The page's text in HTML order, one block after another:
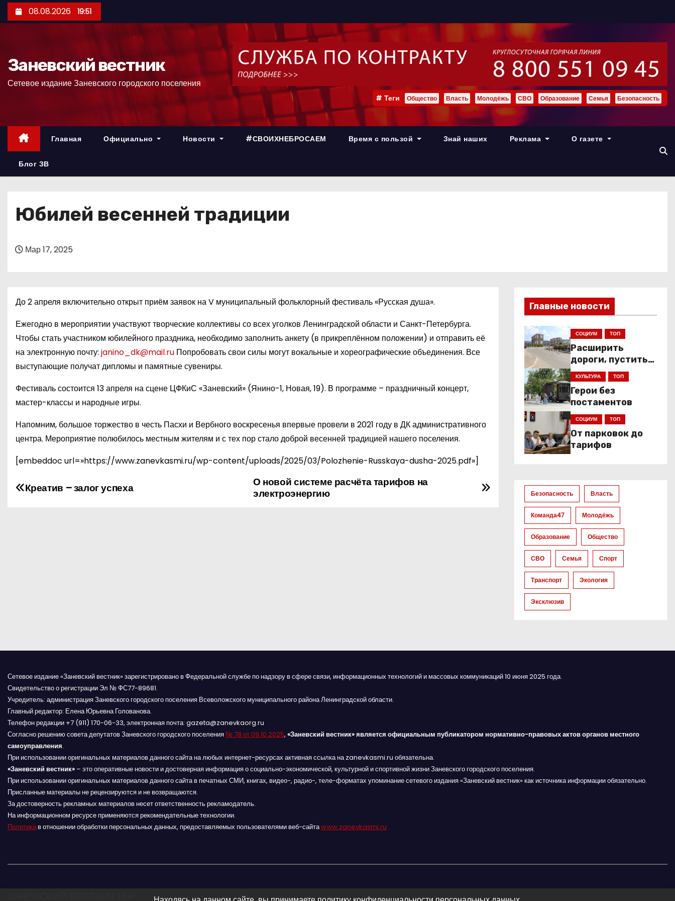
е
р
08.08.2026 19:51
Заневский вестник
Сетевое издание Заневского городского поселения
Теги Общество Власть Молодёжь СВО Образование Семья Безопасность
Главная Официально Новости #СВОИХНЕБРОСАЕМ Время с пользой Знай наших Реклама О газете
Блог ЗВ
Юбилей весенней традиции
Мар 17, 2025
До 2 апреля включительно открыт приём заявок на V муниципальный фольклорный фестиваль «Русская душа».
Ежегодно в мероприятии участвуют творческие коллективы со всех уголков Ленинградской области и Санкт-Петербурга.
Чтобы стать участником юбилейного праздника, необходимо заполнить анкету (в прикреплённом положении) и отправить её
на электронную почту: janino_dk@mail.ru Попробовать свои силы могут вокальные и хореографические объединения. Все
выступающие получат дипломы и памятные сувениры.
Фестиваль состоится 13 апреля на сцене ЦФКиС «Заневский» (Янино-1, Новая, 19). В программе – праздничный концерт,
мастер-классы и народные игры.
Напомним, большое торжество в честь Пасхи и Вербного воскресенья впервые провели в 2021 году в ДК административного
центра. Мероприятие полюбилось местным жителям и с тех пор стало доброй весенней традицией нашего поселения.
[embeddoc url=»https://www.zanevkasmi.ru/wp-content/uploads/2025/03/Polozhenie-Russkaya-dusha-2025.pdf»]
Н
я
п
о
з
а
п
и
с
я
О новой системе расчёта тарифов на
электроэнергию
Креатив – залог успеха
Главные новости
СОЦИУМ ТОП
Расширить
дороги, пустить
низкопольники
КУЛЬТУРА ТОП
Герои без
постаментов
СОЦИУМ ТОП
От парковок до
тарифов
Безопасность Власть
Команда47 Молодёжь
Образование Общество
СВО Семья Спорт
Транспорт Экология
Эксклюзив
Сетевое издание «Заневский вестник» зарегистрировано в Федеральной службе по надзору в сфере связи, информационных технологий и массовых коммуникаций 10 июня 2025 года.
Свидетельство о регистрации Эл № ФС77-89681.
Учредитель: администрация Заневского городского поселения Всеволожского муниципального района Ленинградской области.
Главный редактор: Елена Юрьевна Голованова.
Телефон редакции +7 (911) 170-06-33, электронная почта: gazeta@zanevkaorg.ru
Согласно решению совета депутатов Заневского городского поселения № 78 от 09.10.2025, «Заневский вестник» является официальным публикатором нормативно-правовых актов органов местного
самоуправления.
При использовании оригинальных материалов данного сайта на любых интернет-ресурсах активная ссылка на zanevkasmi.ru обязательна.
«Заневский вестник» – это оперативные новости и достоверная информация о социально-экономической, культурной и спортивной жизни Заневского городского поселения.
При использовании оригинальных материалов данного сайта в печатных СМИ, книгах, видео-, радио-, теле-форматах упоминание сетевого издания «Заневский вестник» как источника информации обязательно.
Присланные материалы не рецензируются и не возвращаются.
За достоверность рекламных материалов несет ответственность рекламодатель.
На информационном ресурсе применяются рекомендательные технологии.
Политикав отношении обработки персональных данных, предоставляемых пользователями веб-сайтаwww.zanevkasmi.ru